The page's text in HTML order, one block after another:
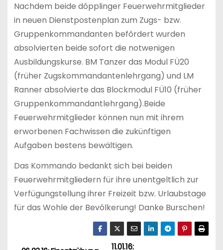
Nachdem beide dôpplinger Feuerwehrmitglieder
in neuen Dienstpostenplan zum Zugs- bzw.
Gruppenkommandanten befôrdert wurden
absolvierten beide sofort die notwenigen
Ausbildungskurse. BM Tanzer das Modul FÜ20
(früher Zugskommandantenlehrgang) und LM
Ranner absolvierte das Blockmodul FÜ10 (früher
Gruppenkommandantlehrgang).Beide
Feuerwehrmitglieder können nun mit ihrem
erworbenen Fachwissen die zukünftigen
Aufgaben bestens bewältigen.
Das Kommando bedankt sich bei beiden
Feuerwehrmitgliedern für ihre unentgeltlich zur
Verfügungstellung ihrer Freizeit bzw. Urlaubstage
für das Wohle der Bevôlkerung! Danke Burschen!
11.01.16: